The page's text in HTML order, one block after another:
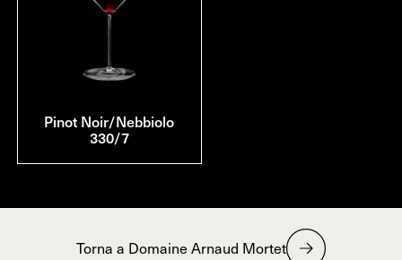
Pinot Noir/Nebbiolo
330/7
Torna a Domaine Arnaud Mortet